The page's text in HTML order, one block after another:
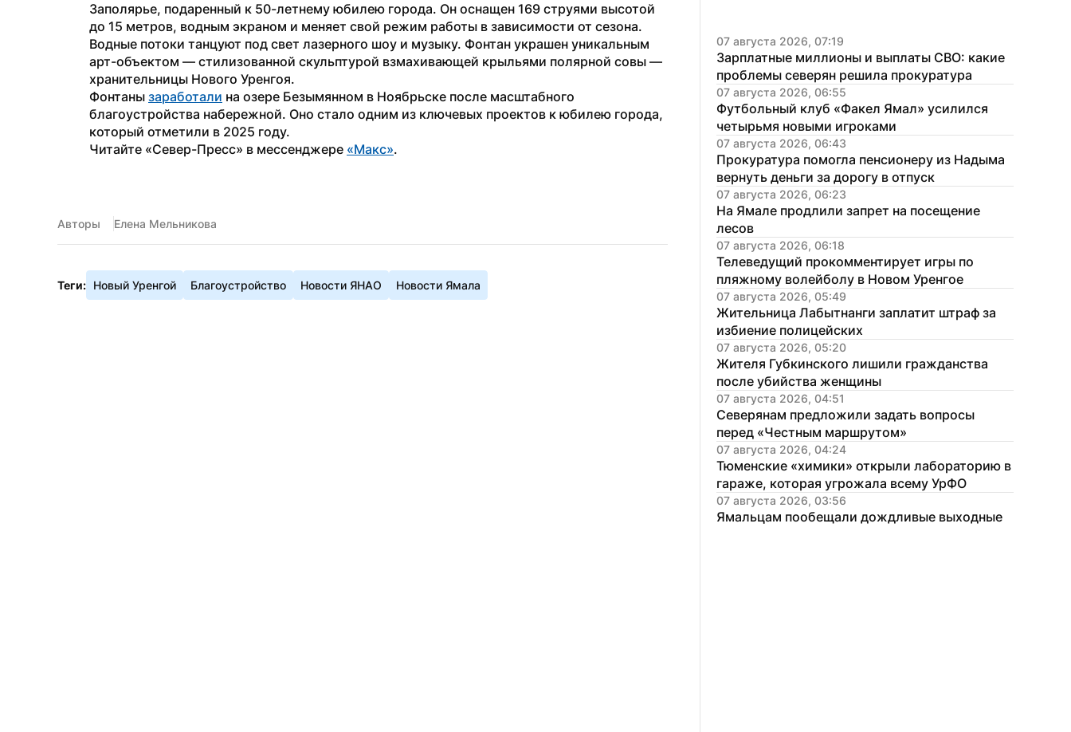
Заполярье, подаренный к 50-летнему юбилею города. Он оснащен 169 струями высотой
до 15 метров, водным экраном и меняет свой режим работы в зависимости от сезона.
Водные потоки танцуют под свет лазерного шоу и музыку. Фонтан украшен уникальным
арт-объектом — стилизованной скульптурой взмахивающей крыльями полярной совы —
хранительницы Нового Уренгоя.
Фонтаны заработали на озере Безымянном в Ноябрьске после масштабного
благоустройства набережной. Оно стало одним из ключевых проектов к юбилею города,
который отметили в 2025 году.
Читайте «Север-Пресс» в мессенджере «Макс».
Авторы Елена Мельникова
Теги: Новый Уренгой Благоустройство Новости ЯНАО Новости Ямала
07 августа 2026, 07:19
Зарплатные миллионы и выплаты СВО: какие
проблемы северян решила прокуратура
07 августа 2026, 06:55
Футбольный клуб «Факел Ямал» усилился
четырьмя новыми игроками
07 августа 2026, 06:43
Прокуратура помогла пенсионеру из Надыма
вернуть деньги за дорогу в отпуск
07 августа 2026, 06:23
На Ямале продлили запрет на посещение
лесов
07 августа 2026, 06:18
Телеведущий прокомментирует игры по
пляжному волейболу в Новом Уренгое
07 августа 2026, 05:49
Жительница Лабытнанги заплатит штраф за
избиение полицейских
07 августа 2026, 05:20
Жителя Губкинского лишили гражданства
после убийства женщины
07 августа 2026, 04:51
Северянам предложили задать вопросы
перед «Честным маршрутом»
07 августа 2026, 04:24
Тюменские «химики» открыли лабораторию в
гараже, которая угрожала всему УрФО
07 августа 2026, 03:56
Ямальцам пообещали дождливые выходные